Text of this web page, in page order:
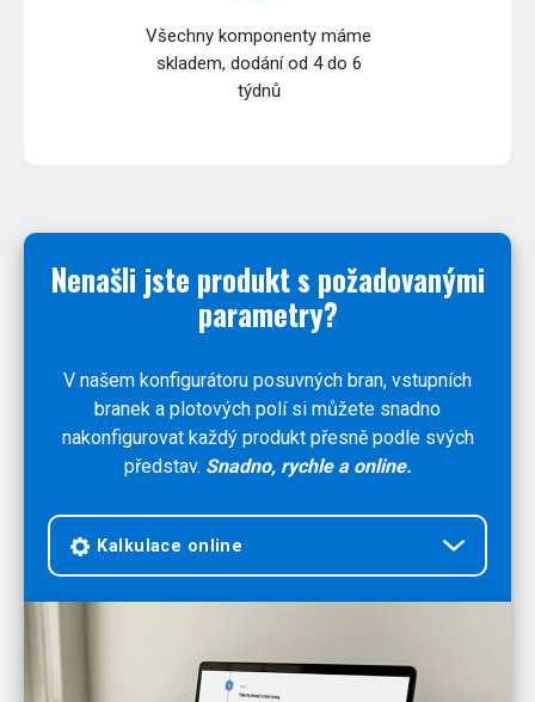
Všechny komponenty máme
skladem, dodání od 4 do 6
týdnů
Nenašli jste produkt s požadovanými
parametry?
V našem konfigurátoru posuvných bran, vstupních
branek a plotových polí si můžete snadno
nakonfigurovat každý produkt přesně podle svých
představ. Snadno, rychle a online.
Kalkulace online